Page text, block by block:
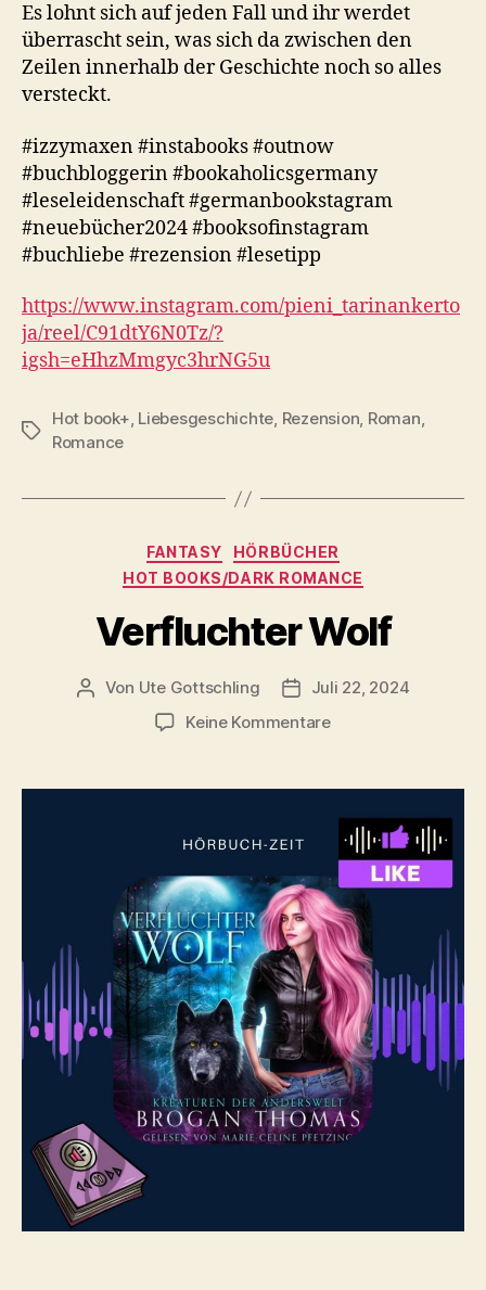
Es lohnt sich auf jeden Fall und ihr werdet
überrascht sein, was sich da zwischen den
Zeilen innerhalb der Geschichte noch so alles
versteckt.
#izzymaxen #instabooks #outnow
#buchbloggerin #bookaholicsgermany
#leseleidenschaft #germanbookstagram
#neuebücher2024 #booksofinstagram
#buchliebe #rezension #lesetipp
https://www.instagram.com/pieni_tarinankerto
ja/reel/C91dtY6N0Tz/?
igsh=eHhzMmgyc3hrNG5u
Schlagwörter
Hot book+, Liebesgeschichte, Rezension, Roman,
Romance
Kategorien
FANTASY
HÖRBÜCHER
HOT BOOKS/DARK ROMANCE
Verfluchter Wolf
Beitragsautor
Von Ute Gottschling Veröffentlichungsdatum
Juli 22, 2024
Keine Kommentarezu